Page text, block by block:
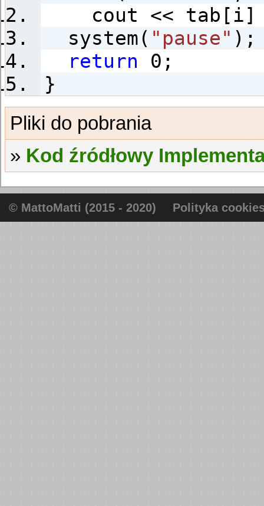
cout << tab[i]
system( "pause" );
return 0;
}
Kod źródłowy
© MattoMatti (2015 - 2020) Polityka